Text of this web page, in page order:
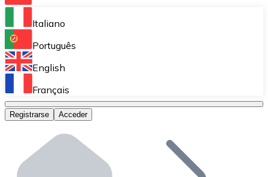
Bitnovo Ramp
Integra nuestra solución en tu plataforma.
Bitnovo Giftcards
Bitnovo OTC
Bitnovo ATM
Integra un ATM Bitnovo en tu negocio y permite que
Italiano
Português
English
Français
Registrarse Acceder